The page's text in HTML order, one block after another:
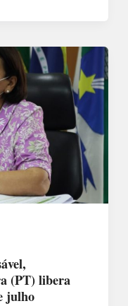
(PT) libera
julho